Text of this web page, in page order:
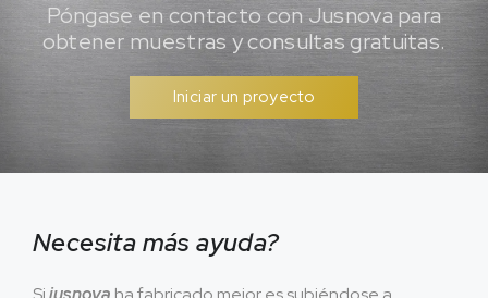
Póngase en contacto con Jusnova para
obtener muestras y consultas gratuitas.
Iniciar un proyecto
Necesita más ayuda?